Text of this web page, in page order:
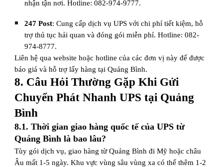
nhận tận nơi. Hotline: 082-974-9777.
247 Post: Cung cấp dịch vụ UPS với chi phí tiết kiệm, hỗ
trợ thủ tục hải quan và đóng gói miễn phí. Hotline: 082-
974-8777.
Liên hệ qua website hoặc hotline của các đơn vị này để được
báo giá và hỗ trợ lấy hàng tại Quảng Bình.
8. Câu Hỏi Thường Gặp Khi Gửi
Chuyển Phát Nhanh UPS tại Quảng
Bình
8.1. Thời gian giao hàng quốc tế của UPS từ
Quảng Bình là bao lâu?
Tùy gói dịch vụ, giao hàng từ Quảng Bình đi Mỹ hoặc châu
Âu mất 1-5 ngày. Khu vực vùng sâu vùng xa có thể thêm 1-2